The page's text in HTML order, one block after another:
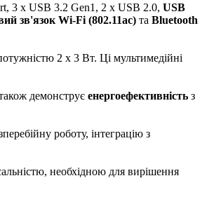
3 x USB 3.2 Gen1, 2 x USB 2.0, USB
зв'язок Wi-Fi (802.11ac) та Bluetooth
2 x 3 Вт. Ці мультимедійні
демонструє енергоефективність з
роботу, інтеграцію з
необхідною для вирішення